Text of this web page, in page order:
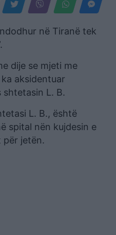
në Tiranë tek
dije se mjeti me
aksidentuar
L. B.
L. B., është
spital nën kujdesin e
për jetën.